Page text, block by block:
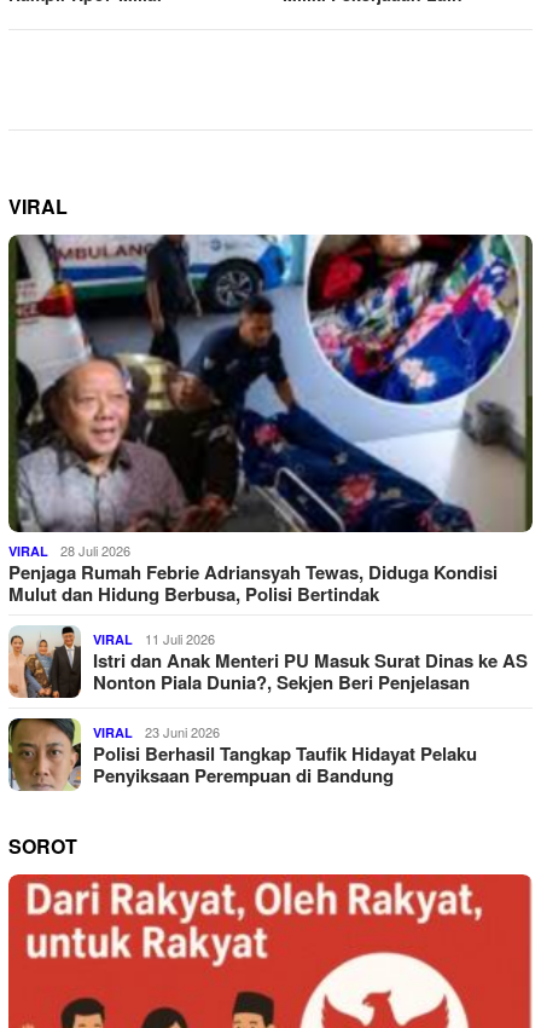
VIRAL
VIRAL 28 Juli 2026
Penjaga Rumah Febrie Adriansyah Tewas, Diduga Kondisi
Mulut dan Hidung Berbusa, Polisi Bertindak
VIRAL 11 Juli 2026
Istri dan Anak Menteri PU Masuk Surat Dinas ke AS
Nonton Piala Dunia?, Sekjen Beri Penjelasan
VIRAL 23 Juni 2026
Polisi Berhasil Tangkap Taufik Hidayat Pelaku
Penyiksaan Perempuan di Bandung
SOROT